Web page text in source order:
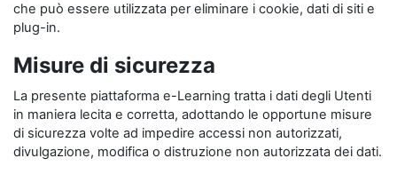
che può essere utilizzata per eliminare i cookie, dati di siti e
plug-in.
Misure di sicurezza
La presente piattaforma e-Learning tratta i dati degli Utenti
in maniera lecita e corretta, adottando le opportune misure
di sicurezza volte ad impedire accessi non autorizzati,
divulgazione, modifica o distruzione non autorizzata dei dati.